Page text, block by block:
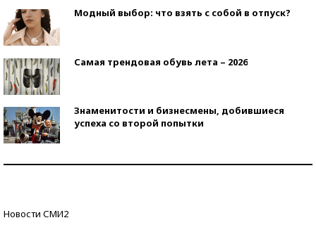
Модный выбор: что взять с собой в отпуск?
Самая трендовая обувь лета – 2026
Знаменитости и бизнесмены, добившиеся
успеха со второй попытки
Новости СМИ2